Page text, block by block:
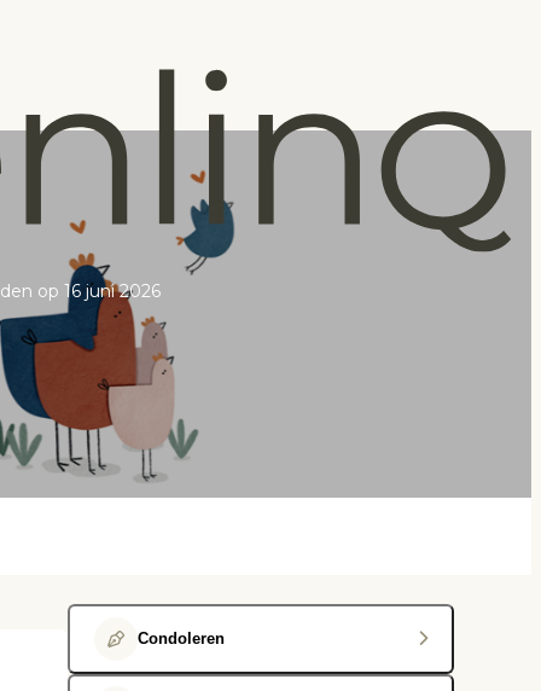
op 16 juni 2026
Condoleren